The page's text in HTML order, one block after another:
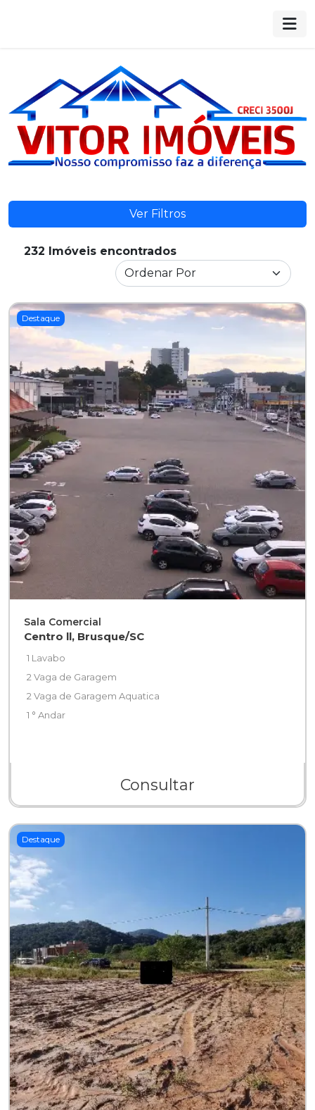
Ver Filtros
232 Imóveis encontrados
Destaque
Sala Comercial
Centro ll, Brusque/SC
1 Lavabo
2 Vaga de Garagem
2 Vaga de Garagem Aquatica
1 ° Andar
Consultar
Destaque